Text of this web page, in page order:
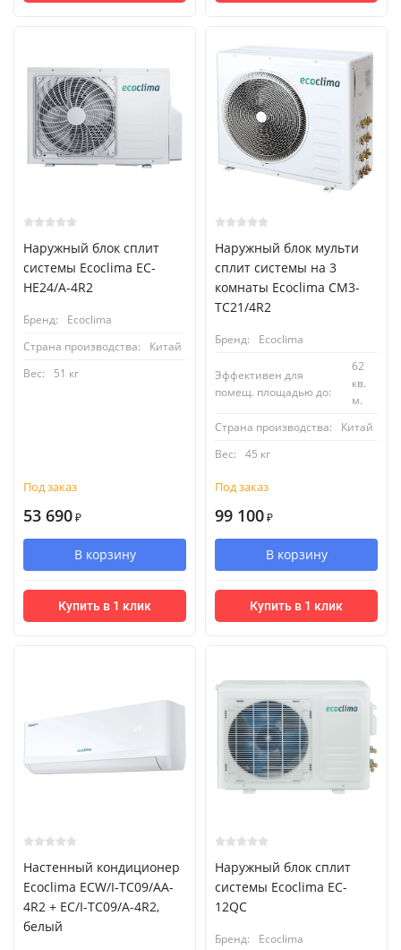
Наружный блок сплит
системы Ecoclima EC-
HE24/A-4R2
Бренд:
Ecoclima
Страна производства:
Китай
Вес:
51 кг
Под заказ
53 690 ₽
В корзину
Купить в 1 клик
Наружный блок мульти
сплит системы на 3
комнаты Ecoclima CM3-
TC21/4R2
Бренд: Ecoclima
Эффективен для
помещ. площадью до:
62
кв.
м.
Страна производства:
Китай
Вес:
45 кг
Под заказ
99 100 ₽
В корзину
Купить в 1 клик
Настенный кондиционер
Ecoclima ECW/I-TC09/AA-
4R2 + EC/I-TC09/A-4R2,
белый
Наружный блок сплит
системы Ecoclima EC-
12QC
Бренд:
Ecoclima